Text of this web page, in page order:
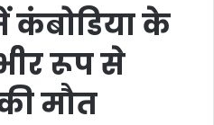
के
रूप से
मौत